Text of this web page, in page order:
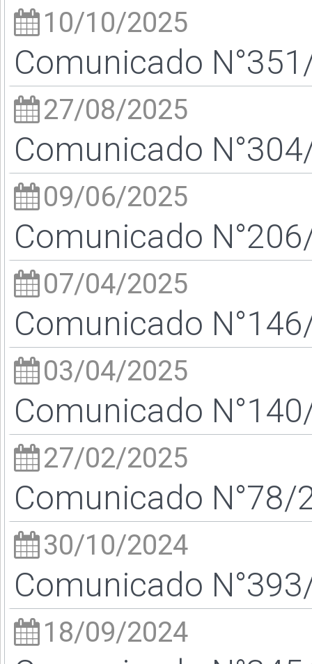
10/10/2025
Comunicado
27/08/2025
Comunicado
09/06/2025
Comunicado
07/04/2025
Comunicado
03/04/2025
Comunicado
27/02/2025
Comunicado N°78/
30/10/2024
Comunicado
18/09/2024